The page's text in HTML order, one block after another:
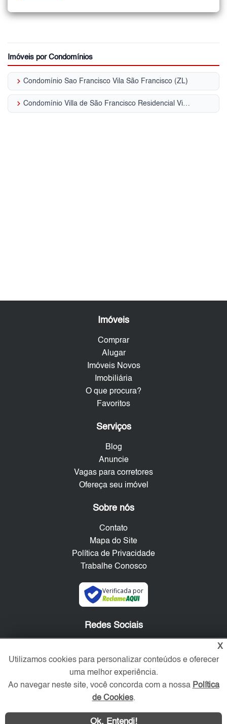
Imóveis por Condomínios
keyboard_arrow_right Condomínio Sao Francisco Vila São Francisco (ZL)
keyboard_arrow_right Condomínio Villa de São Francisco Residencial Vila São Francisco (ZL)
Imóveis
Comprar
Alugar
Imóveis Novos
Imobiliária
O que procura?
Favoritos
Serviços
Blog
Anuncie
Vagas para corretores
Ofereça seu imóvel
Sobre nós
Contato
Mapa do Site
Política de Privacidade
Trabalhe Conosco
Verificada por
Redes Sociais
X
Utilizamos cookies para personalizar conteúdos e oferecer
uma melhor experiência.
Ao navegar neste site, você concorda com a nossa Política
de Cookies.
Ok, Entendi!